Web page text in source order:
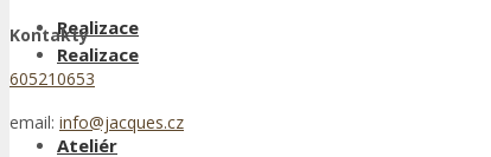
Realizace
Ateliér
Realizace
Kontakty
605210653
email: info@jacques.cz